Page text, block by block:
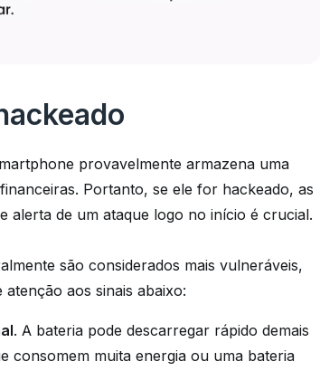
provavelmente armazena uma
Portanto, se ele for hackeado, as
alerta de um ataque logo no início é crucial.
são considerados mais vulneráveis,
atenção aos sinais abaixo:
. A bateria pode descarregar rápido demais
consomem muita energia ou uma bateria